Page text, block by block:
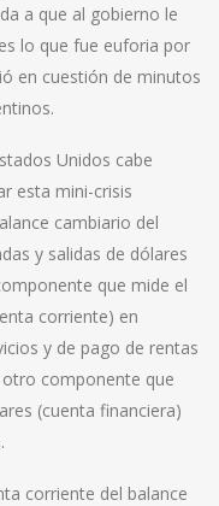
a que al gobierno le
lo que fue euforia por
en cuestión de minutos
Unidos cabe
esta mini-crisis
cambiario del
y salidas de dólares
que mide el
corriente) en
y de pago de rentas
componente que
(cuenta financiera)
corriente del balance